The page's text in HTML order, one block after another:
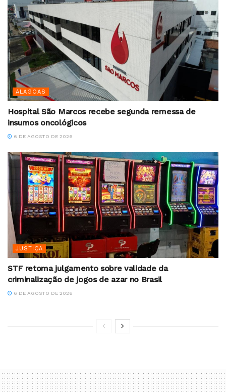
ALAGOAS
Hospital São Marcos recebe segunda remessa de
insumos oncológicos
6 DE AGOSTO DE 2026
JUSTIÇA
STF retoma julgamento sobre validade da
criminalização de jogos de azar no Brasil
6 DE AGOSTO DE 2026